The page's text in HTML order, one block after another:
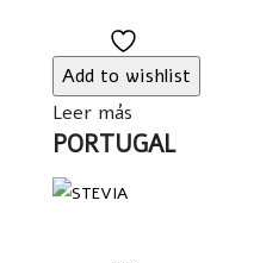
to
Add to wishlist
Leer más
PORTUGAL